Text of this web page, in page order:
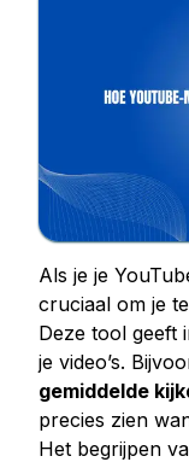
Facebook foto
Facebook profiel
Facebook-
Telegram
Telegram Kanaal
Telegram
Telegram volgers
Telegram leden
Telegram
Telegrammen kopen
Als je je
cruciaal om je
Deze tool geeft
je video’s.
gemiddelde
precies zien
Het begrijpen